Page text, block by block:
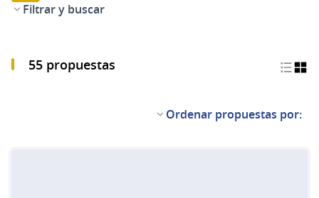
Filtrar y buscar
55 propuestas
Ordenar propuestas por: